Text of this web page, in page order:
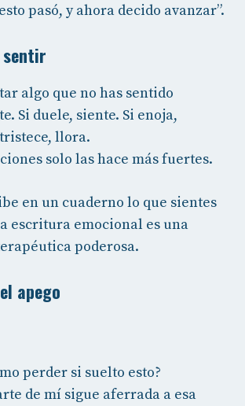
pasó, y ahora decido avanzar”.
algo que no has sentido
Si duele, siente. Si enoja,
llora.
solo las hace más fuertes.
en un cuaderno lo que sientes
escritura emocional es una
poderosa.
apego
perder si suelto esto?
de mí sigue aferrada a esa